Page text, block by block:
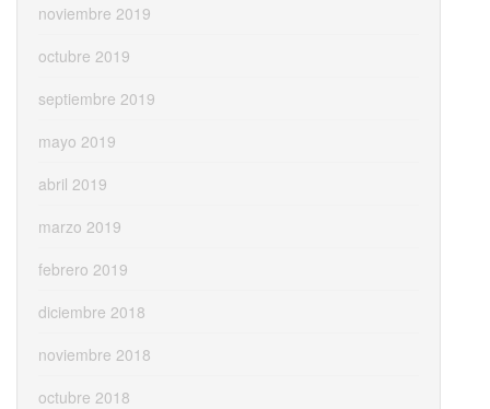
noviembre 2019
octubre 2019
septiembre 2019
mayo 2019
abril 2019
marzo 2019
febrero 2019
diciembre 2018
noviembre 2018
octubre 2018